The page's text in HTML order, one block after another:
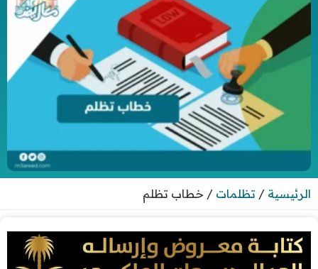
الرئيسية / تظلمات / خطاب تظلم